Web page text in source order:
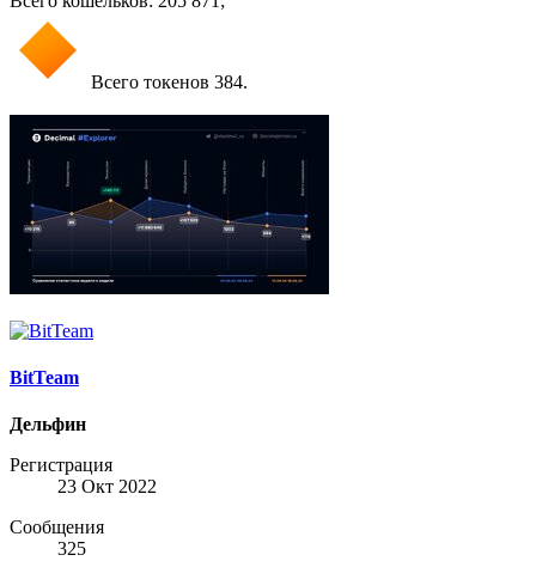
Всего токенов 384.
BitTeam
Дельфин
Регистрация
23 Окт 2022
Сообщения
325